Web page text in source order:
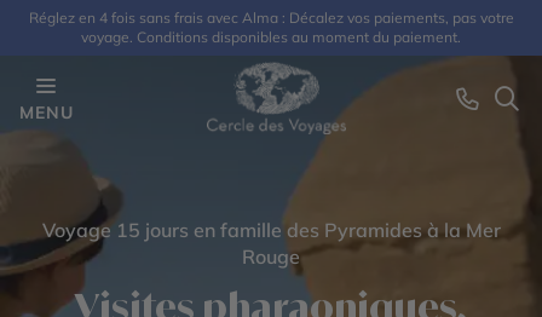
Réglez en 4 fois sans frais avec Alma : Décalez vos paiements, pas votre
voyage. Conditions disponibles au moment du paiement.
MENU
Voyage 15 jours en famille des Pyramides à la Mer
Rouge
Visites pharaoniques,